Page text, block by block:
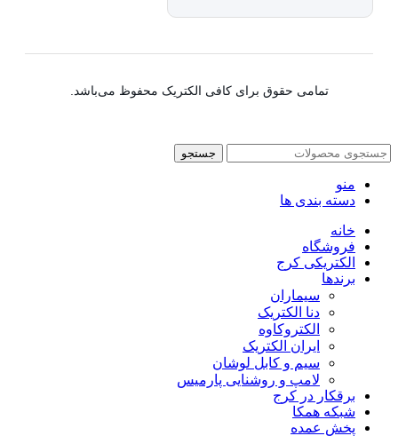
تمامی حقوق برای کافی الکتریک محفوظ می‌باشد.
جستجو
منو
دسته بندی ها
خانه
فروشگاه
الکتریکی کرج
برندها
سیماران
دنا الکتریک
الکتروکاوه
ایران الکتریک
سیم و کابل لوشان
لامپ و روشنایی پارمیس
برقکار در کرج
شبکه همکا
پخش عمده